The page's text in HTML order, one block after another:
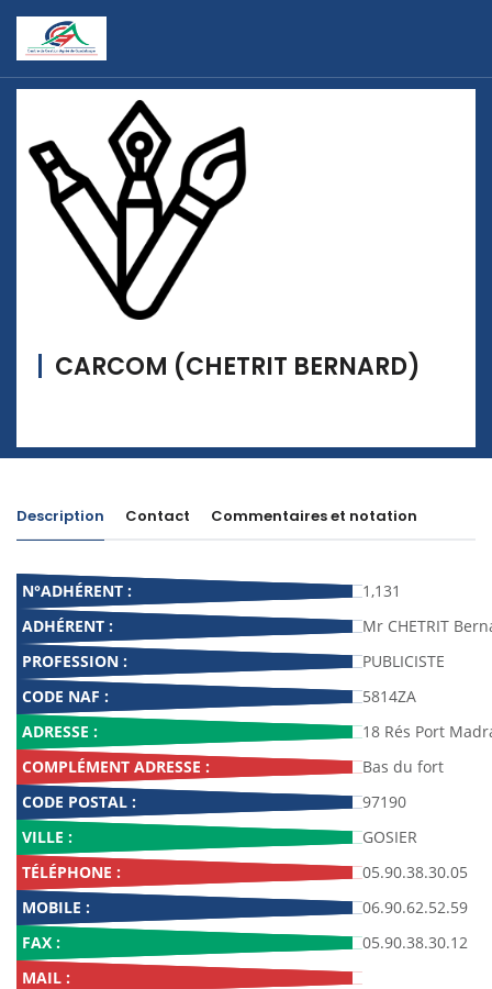
CARCOM (CHETRIT BERNARD)
Description Contact Commentaires et notation
N°ADHÉRENT :
1,131
ADHÉRENT :
Mr CHETRIT
PROFESSION :
PUBLICISTE
CODE NAF :
5814ZA
ADRESSE :
18 Rés Port
COMPLÉMENT ADRESSE :
Bas du fort
CODE POSTAL :
97190
VILLE :
GOSIER
TÉLÉPHONE :
05.90.38.30.05
MOBILE :
06.90.62.52.59
FAX :
05.90.38.30.12
MAIL :